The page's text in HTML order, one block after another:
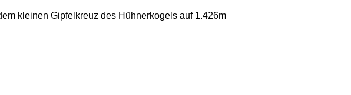
kleinen Gipfelkreuz des Hühnerkogels auf 1.426m